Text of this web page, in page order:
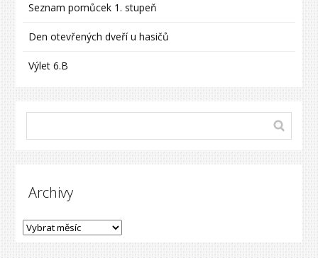
Seznam pomůcek 1. stupeň
Den otevřených dveří u hasičů
Výlet 6.B
Archivy